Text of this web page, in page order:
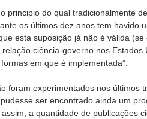
principio do qual tradicionalmente
os últimos dez anos tem havido
esta suposição já não é válida
ciência-governo nos
em que é implementada”.
foram experimentados nos últimos
ser encontrado ainda um
a quantidade de publicações